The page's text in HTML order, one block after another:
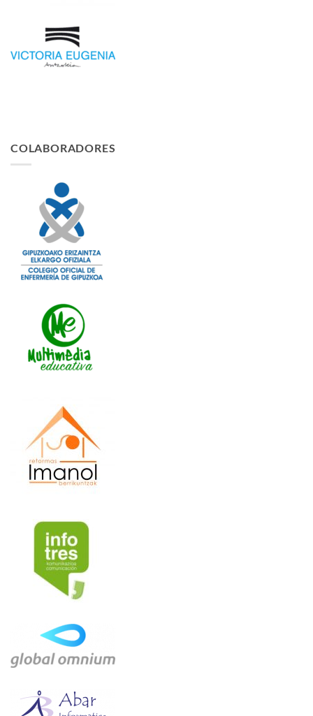
COLABORADORES